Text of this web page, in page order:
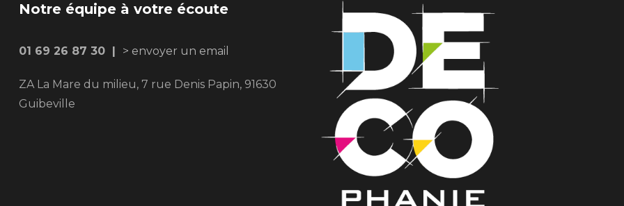
Notre équipe à votre écoute
01 69 26 87 30 | > envoyer un email
ZA La Mare du milieu, 7 rue Denis Papin, 91630
Guibeville